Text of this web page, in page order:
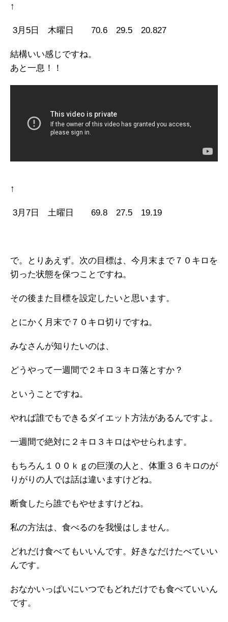
↑
3月5日 木曜日 70.6 29.5 20.827
結構いい感じですね。
あと一息！！
↑
3月7日 土曜日 69.8 27.5 19.19
で。とりあえず。次の目標は、今月末まで７０キロを
切った状態を保つことですね。
その後また目標を設定したいと思います。
とにかく月末で７０キロ切りですね。
みなさんが知りたいのは、
どうやって一週間で２キロ３キロ落とすか？
ということですね。
やれば誰でもできるダイエット方法があるんですよ。
一週間で絶対に２キロ３キロはやせられます。
もちろん１００ｋｇの巨漢の人と、体重３６キロのが
りがりの人では話は違いますけどね。
断食したら誰でもやせますけどね。
私の方法は、食べるのを我慢はしません。
どれだけ食べてもいいんです。好きなだけたべていい
んです。
おなかいっぱいにいつでもどれだけでも食べていいん
です。